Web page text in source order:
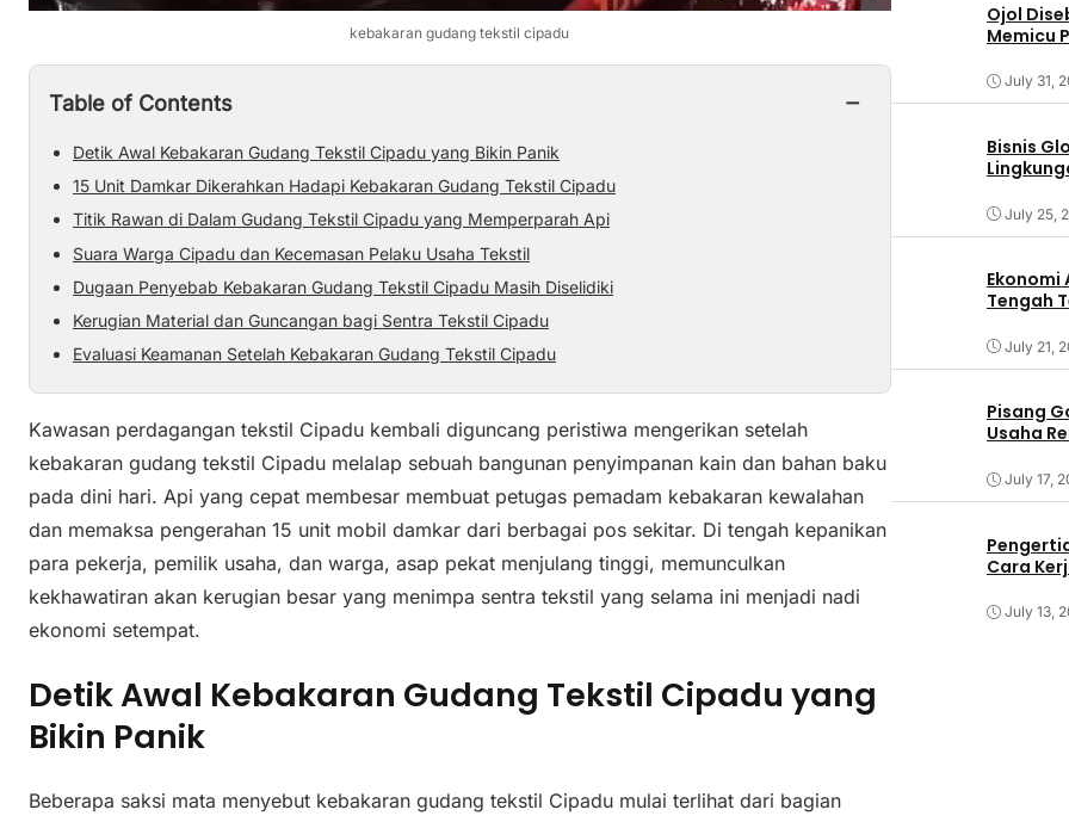
kebakaran gudang tekstil cipadu
Table of Contents −
Detik Awal Kebakaran Gudang Tekstil Cipadu yang Bikin Panik
15 Unit Damkar Dikerahkan Hadapi Kebakaran Gudang Tekstil Cipadu
Titik Rawan di Dalam Gudang Tekstil Cipadu yang Memperparah Api
Suara Warga Cipadu dan Kecemasan Pelaku Usaha Tekstil
Dugaan Penyebab Kebakaran Gudang Tekstil Cipadu Masih Diselidiki
Kerugian Material dan Guncangan bagi Sentra Tekstil Cipadu
Evaluasi Keamanan Setelah Kebakaran Gudang Tekstil Cipadu
Kawasan perdagangan tekstil Cipadu kembali diguncang peristiwa mengerikan setelah
kebakaran gudang tekstil Cipadu melalap sebuah bangunan penyimpanan kain dan bahan baku
pada dini hari. Api yang cepat membesar membuat petugas pemadam kebakaran kewalahan
dan memaksa pengerahan 15 unit mobil damkar dari berbagai pos sekitar. Di tengah kepanikan
para pekerja, pemilik usaha, dan warga, asap pekat menjulang tinggi, memunculkan
kekhawatiran akan kerugian besar yang menimpa sentra tekstil yang selama ini menjadi nadi
ekonomi setempat.
Detik Awal Kebakaran Gudang Tekstil Cipadu yang
Bikin Panik
Beberapa saksi mata menyebut kebakaran gudang tekstil Cipadu mulai terlihat dari bagian
Ojol
Memicu
July 31,
Bisnis
July 25,
Ekonomi
Tengah
July 21,
Pisang
Usaha
July 17,
Cara
July 13,